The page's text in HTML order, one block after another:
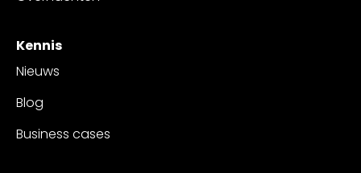
Kennis
Nieuws
Blog
Business cases